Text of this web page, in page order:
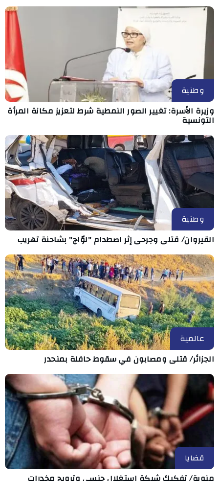
وطنية
وزيرة الأسرة: تغيير الصور النمطية شرط لتعزيز مكانة المرأة
التونسية
وطنية
القيروان/ قتلى وجرحى إثر اصطدام "لوّاج" بشاحنة تهريب
عالمية
الجزائر/ قتلى ومصابون في سقوط حافلة بمنحدر
قضايا